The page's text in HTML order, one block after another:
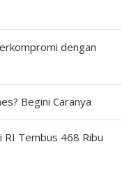
dengan
Begini Caranya
Tembus 468 Ribu